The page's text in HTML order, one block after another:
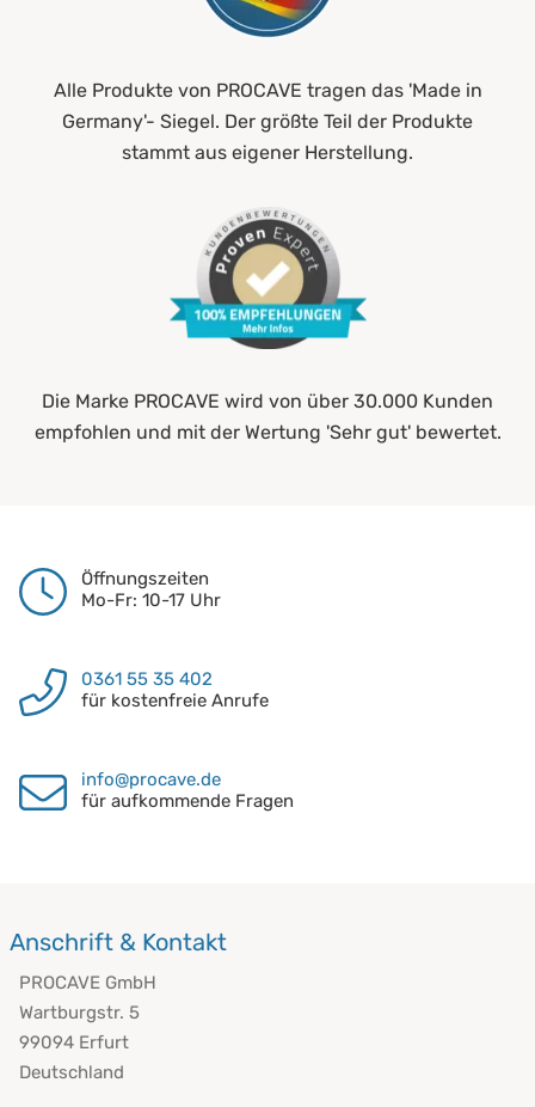
Alle Produkte von PROCAVE tragen das 'Made in
Germany'- Siegel. Der größte Teil der Produkte
stammt aus eigener Herstellung.
Die Marke PROCAVE wird von über 30.000 Kunden
empfohlen und mit der Wertung 'Sehr gut' bewertet.
Öffnungszeiten
Mo-Fr: 10-17 Uhr
0361 55 35 402
für kostenfreie Anrufe
info@procave.de
für aufkommende Fragen
Anschrift & Kontakt
PROCAVE GmbH
Wartburgstr. 5
99094 Erfurt
Deutschland